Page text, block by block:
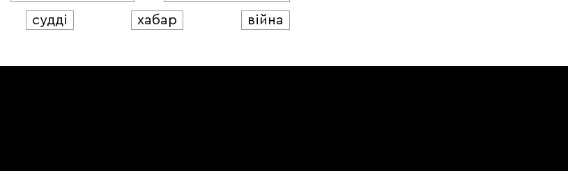
судді хабар війна